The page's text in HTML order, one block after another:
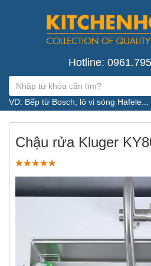
Hotline:
VD: Bếp từ Bosch, lò vi sóng Hafele...
Chậu rửa Kluger